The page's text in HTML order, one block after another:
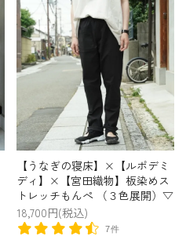
【うなぎの寝床】×【ルポデミ
ディ】×【宮田織物】板染めス
トレッチもんぺ （３色展開）▽
18,700円(税込)
7件